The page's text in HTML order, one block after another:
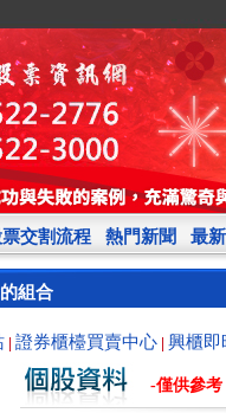
票交割流程 熱門新聞 最
組合
證券櫃檯買賣中心 興櫃即
-僅供參考